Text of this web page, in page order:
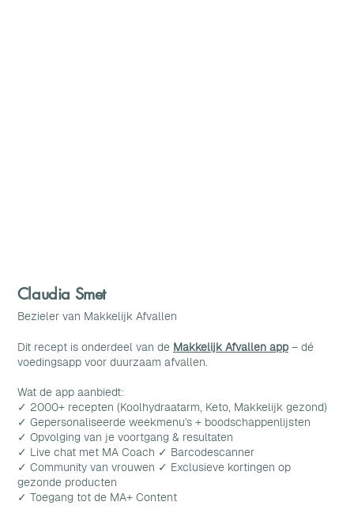
Claudia Smet
Bezieler van Makkelijk Afvallen
Dit recept is onderdeel van de Makkelijk Afvallen app– dé
voedingsapp voor duurzaam afvallen.
Wat de app aanbiedt:
✓ 2000+ recepten (Koolhydraatarm, Keto, Makkelijk gezond)
✓ Gepersonaliseerde weekmenu's + boodschappenlijsten
✓ Opvolging van je voortgang & resultaten
✓ Live chat met MA Coach ✓ Barcodescanner
✓ Community van vrouwen ✓ Exclusieve kortingen op
gezonde producten
✓ Toegang tot de MA+ Content